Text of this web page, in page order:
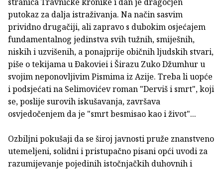
putokaz za dalja istraživanja. Na način sasvim
prividno drugačiji, ali zapravo s dubokim osjećajem
fundamentalnog jedinstva svih tužnih, smiješnih,
niskih i uzvišenih, a ponajprije običnih ljudskih stvari,
piše o tekijama u Ðakoviei i Širazu Zuko Džumhur u
svojim neponovljivim Pismima iz Azije. Treba li uopće
i podsjećati na Selimovićev roman "Derviš i smrt", koji
se, poslije surovih iskušavanja, završava
osvjedočenjem da je "smrt besmisao kao i život"...
Ozbiljni pokušaji da se široj javnosti pruže znanstveno
utemeljeni, solidni i pristupačno pisani opći uvodi za
razumijevanje pojedinih istočnjačkih duhovnih i